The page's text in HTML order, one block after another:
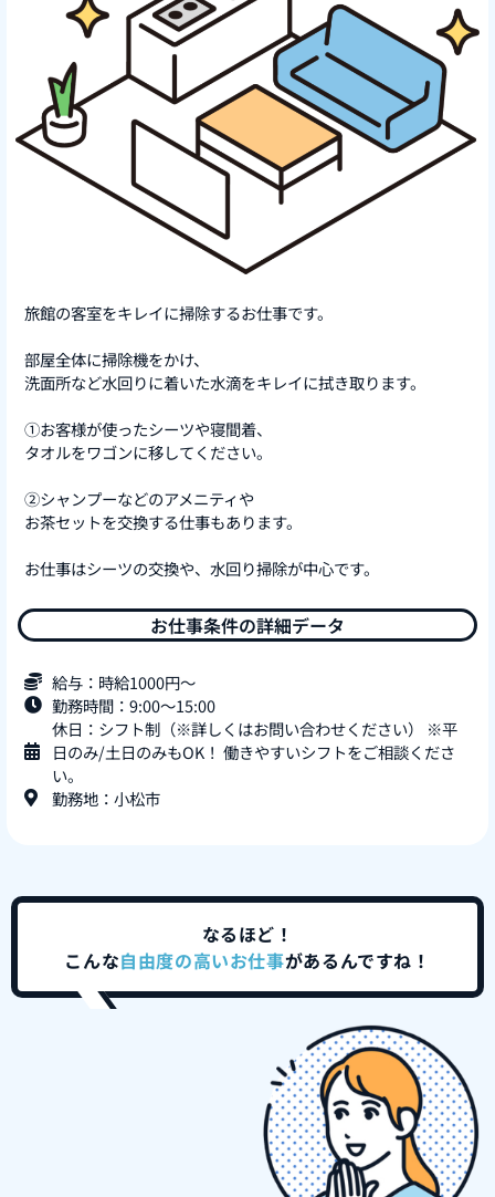
旅館の客室をキレイに掃除するお仕事です。
部屋全体に掃除機をかけ、
洗面所など水回りに着いた水滴をキレイに拭き取ります。
①お客様が使ったシーツや寝間着、
タオルをワゴンに移してください。
②シャンプーなどのアメニティや
お茶セットを交換する仕事もあります。
お仕事はシーツの交換や、水回り掃除が中心です。
お仕事条件の詳細データ
給与：時給1000円～
勤務時間：9:00～15:00
休日：シフト制（※詳しくはお問い合わせください） ※平
日のみ/土日のみもOK！ 働きやすいシフトをご相談くださ
い。
勤務地：小松市
なるほど！
こんな自由度の高いお仕事があるんですね！